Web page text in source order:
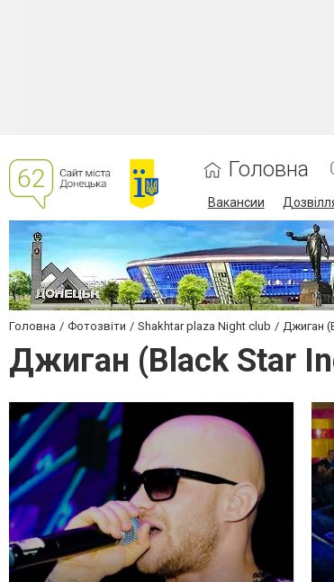
Головна
Вакансии
Головна Фотозвіти Shakhtar plaza Night club Джиган
Джиган (Black Star